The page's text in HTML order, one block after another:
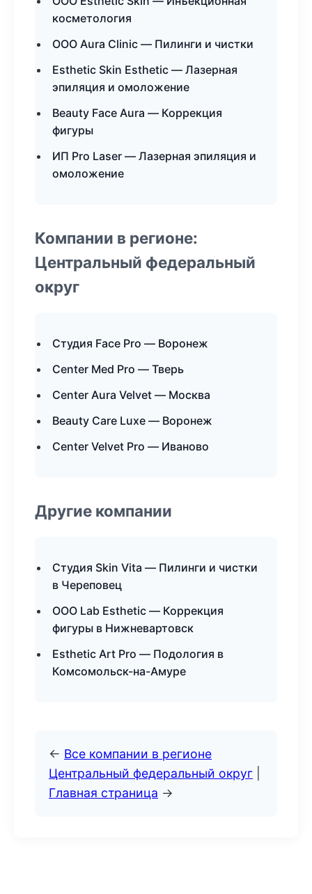
косметология
ООО Aura Clinic — Пилинги и чистки
Esthetic Skin Esthetic — Лазерная
эпиляция и омоложение
Beauty Face Aura — Коррекция
фигуры
ИП Pro Laser — Лазерная эпиляция и
омоложение
Компании в регионе:
Центральный федеральный
округ
Студия Face Pro — Воронеж
Center Med Pro — Тверь
Center Aura Velvet — Москва
Beauty Care Luxe — Воронеж
Center Velvet Pro — Иваново
Другие компании
Студия Skin Vita — Пилинги и чистки
в Череповец
ООО Lab Esthetic — Коррекция
фигуры в Нижневартовск
Esthetic Art Pro — Подология в
Комсомольск-на-Амуре
← Все компании в регионе
Центральный федеральный округ
Главная страница →